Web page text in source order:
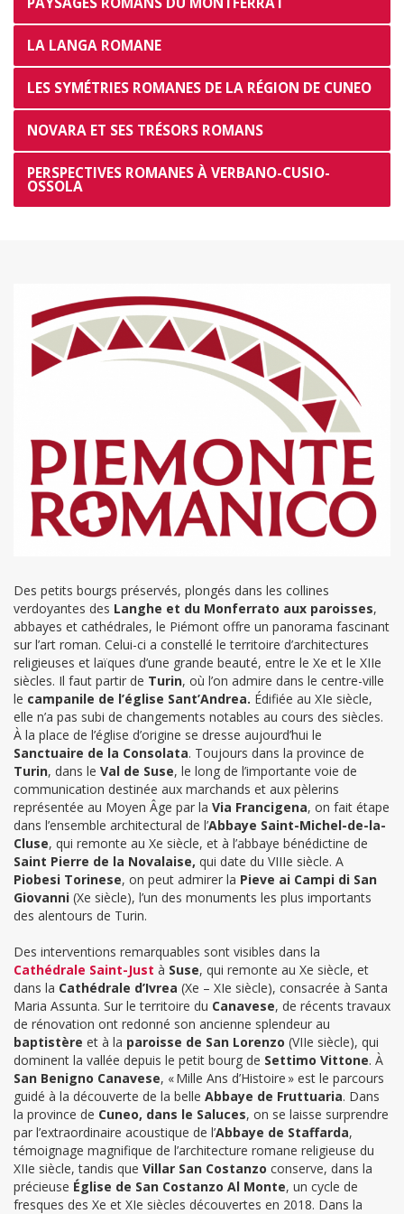
LA LANGA ROMANE
LES SYMÉTRIES ROMANES DE LA RÉGION DE CUNEO
NOVARA ET SES TRÉSORS ROMANS
PERSPECTIVES ROMANES À VERBANO-CUSIO-
OSSOLA
Des petits bourgs préservés, plongés dans les collines
verdoyantes des Langhe et du Monferrato aux paroisses,
abbayes et cathédrales, le Piémont offre un panorama fascinant
sur l’art roman. Celui-ci a constellé le territoire d’architectures
religieuses et laïques d’une grande beauté, entre le Xe et le XIIe
siècles. Il faut partir de Turin, où l’on admire dans le centre-ville
le campanile de l’église Sant’Andrea. Édifiée au XIe siècle,
elle n’a pas subi de changements notables au cours des siècles.
À la place de l’église d’origine se dresse aujourd’hui le
Sanctuaire de la Consolata. Toujours dans la province de
Turin, dans le Val de Suse, le long de l’importante voie de
communication destinée aux marchands et aux pèlerins
représentée au Moyen Âge par la Via Francigena, on fait étape
dans l’ensemble architectural de l’Abbaye Saint-Michel-de-la-
Cluse, qui remonte au Xe siècle, et à l’abbaye bénédictine de
Saint Pierre de la Novalaise, qui date du VIIIe siècle. A
Piobesi Torinese, on peut admirer la Pieve ai Campi di San
Giovanni (Xe siècle), l’un des monuments les plus importants
des alentours de Turin.
Des interventions remarquables sont visibles dans la
Cathédrale Saint-Just à Suse, qui remonte au Xe siècle, et
dans la Cathédrale d’Ivrea (Xe – XIe siècle), consacrée à Santa
Maria Assunta. Sur le territoire du Canavese, de récents travaux
de rénovation ont redonné son ancienne splendeur au
baptistère et à la paroisse de San Lorenzo (VIIe siècle), qui
dominent la vallée depuis le petit bourg de Settimo Vittone. À
San Benigno Canavese, « Mille Ans d’Histoire » est le parcours
guidé à la découverte de la belle Abbaye de Fruttuaria. Dans
la province de Cuneo, dans le Saluces, on se laisse surprendre
par l’extraordinaire acoustique de l’Abbaye de Staffarda,
témoignage magnifique de l’architecture romane religieuse du
XIIe siècle, tandis que Villar San Costanzo conserve, dans la
précieuse Église de San Costanzo Al Monte, un cycle de
fresques des Xe et XIe siècles découvertes en 2018. Dans la